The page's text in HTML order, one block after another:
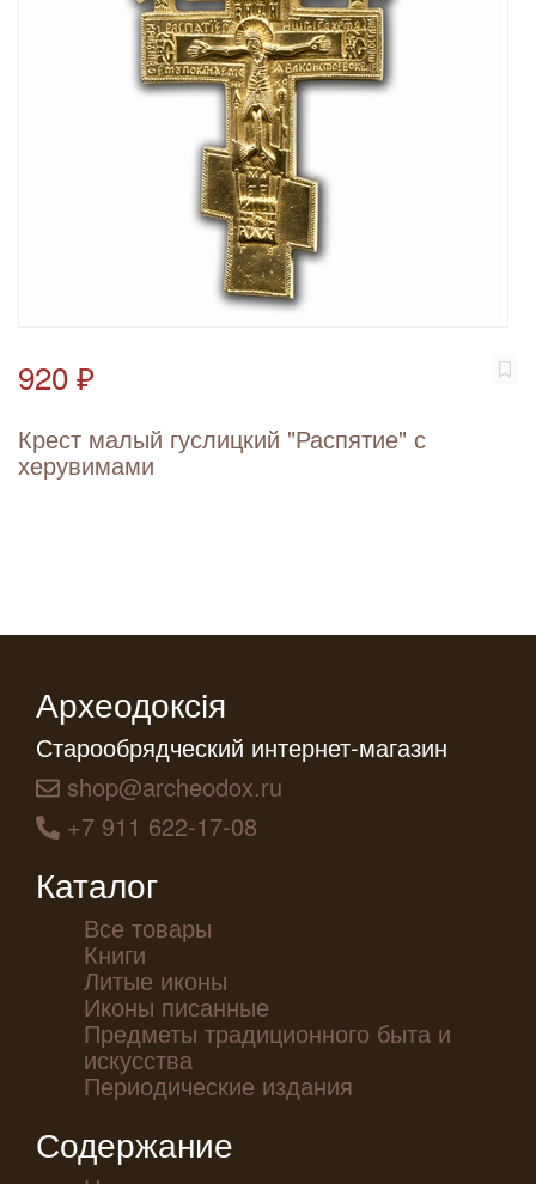
920 ₽
Крест малый гуслицкий "Распятие" с
херувимами
Археодоксiя
Старообрядческий интернет-магазин
shop@archeodox.ru
+7 911 622-17-08
Каталог
Все товары
Книги
Литые иконы
Иконы писанные
Предметы традиционного быта и
искусства
Периодические издания
Содержание